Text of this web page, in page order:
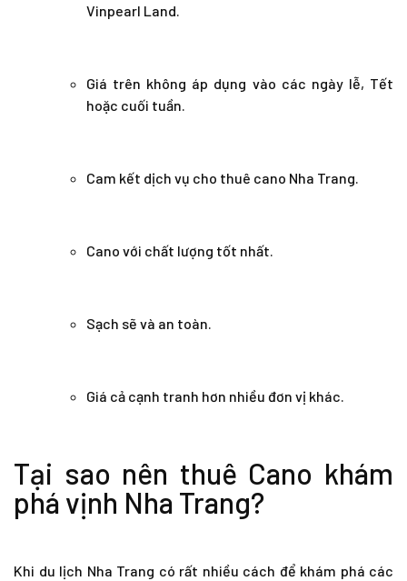
Vinpearl Land.
Giá trên không áp dụng vào các ngày lễ, Tết
hoặc cuối tuần.
Cam kết dịch vụ cho thuê cano Nha Trang.
Cano với chất lượng tốt nhất.
Sạch sẽ và an toàn.
Giá cả cạnh tranh hơn nhiều đơn vị khác.
Tại sao nên thuê Cano khám
phá vịnh Nha Trang?
Khi du lịch Nha Trang có rất nhiều cách để khám phá các